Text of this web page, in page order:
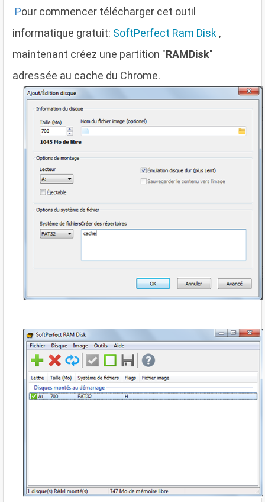
Pour commencer télécharger cet outil
informatique gratuit: SoftPerfect Ram Disk ,
maintenant créez une partition "RAMDisk"
adressée au cache du Chrome.